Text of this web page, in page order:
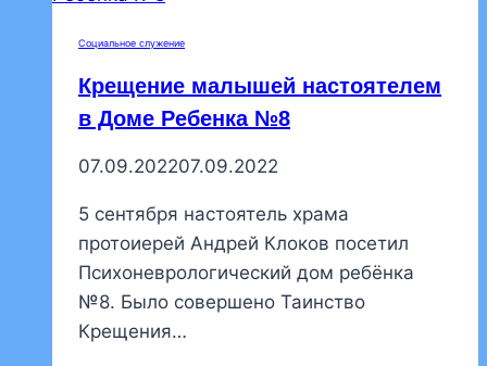
Мариуполь
Социальное служение
Крещение малышей настоятелем
в Доме Ребенка №8
07.09.202207.09.2022
5 сентября настоятель храма
протоиерей Андрей Клоков посетил
Психоневрологический дом ребёнка
№8. Было совершено Таинство
Крещения…